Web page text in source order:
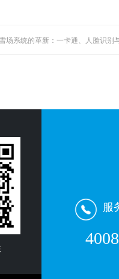
场系统的革新：一卡通、人脸识别
服